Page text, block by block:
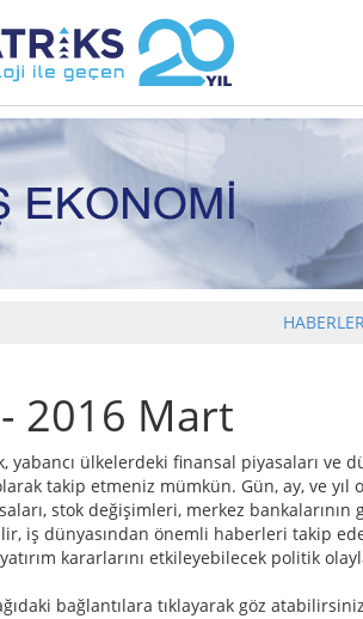
2016 Mart
ülkelerdeki finansal piyasaları ve
takip etmeniz mümkün. Gün, ay, ve
stok değişimleri, merkez
iş dünyasından önemli haberleri takip
kararlarını etkileyebilecek politik
bağlantılara tıklayarak göz